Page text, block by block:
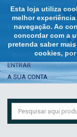
Esta loja utiliza
melhor
navegação. Ao
concordar com a
pretenda saber
cookies,
ENTRAR
A SUA CONTA